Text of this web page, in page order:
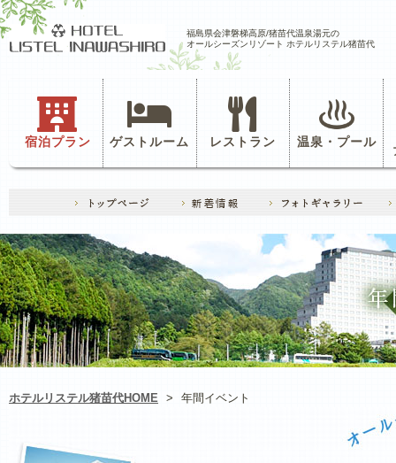
福島県会津磐梯高原/猪苗代温泉湯元の
オールシーズンリゾート ホテルリステル猪苗代
宿泊プラン ゲストルーム レストラン 温泉・プール
ホテルリステル猪苗代HOME > 年間イベント